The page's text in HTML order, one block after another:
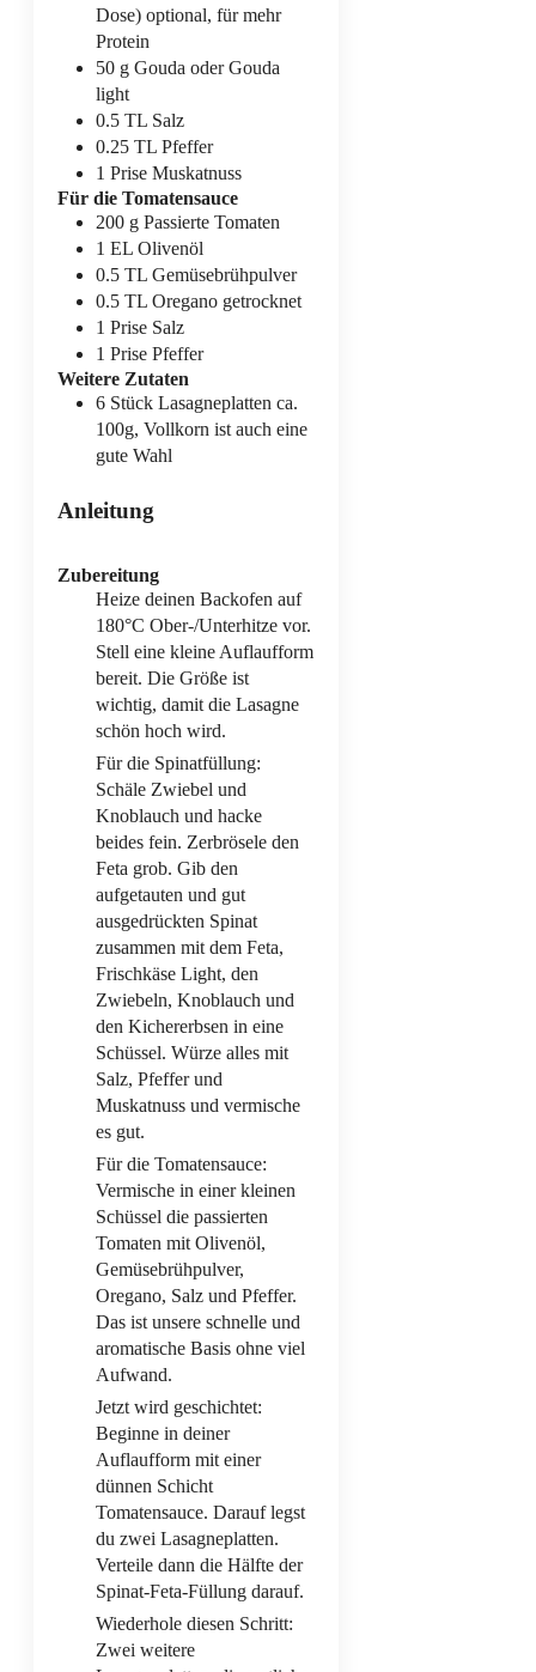
Dose) optional, für mehr
Protein
50 g Gouda oder Gouda
light
0.5 TL Salz
0.25 TL Pfeffer
1 Prise Muskatnuss
Für die Tomatensauce
200 g Passierte Tomaten
1 EL Olivenöl
0.5 TL Gemüsebrühpulver
0.5 TL Oregano getrocknet
1 Prise Salz
1 Prise Pfeffer
Weitere Zutaten
6 Stück Lasagneplatten ca.
100g, Vollkorn ist auch eine
gute Wahl
Anleitung
Zubereitung
Heize deinen Backofen auf
180°C Ober-/Unterhitze vor.
Stell eine kleine Auflaufform
bereit. Die Größe ist
wichtig, damit die Lasagne
schön hoch wird.
Für die Spinatfüllung:
Schäle Zwiebel und
Knoblauch und hacke
beides fein. Zerbrösele den
Feta grob. Gib den
aufgetauten und gut
ausgedrückten Spinat
zusammen mit dem Feta,
Frischkäse Light, den
Zwiebeln, Knoblauch und
den Kichererbsen in eine
Schüssel. Würze alles mit
Salz, Pfeffer und
Muskatnuss und vermische
es gut.
Für die Tomatensauce:
Vermische in einer kleinen
Schüssel die passierten
Tomaten mit Olivenöl,
Gemüsebrühpulver,
Oregano, Salz und Pfeffer.
Das ist unsere schnelle und
aromatische Basis ohne viel
Aufwand.
Jetzt wird geschichtet:
Beginne in deiner
Auflaufform mit einer
dünnen Schicht
Tomatensauce. Darauf legst
du zwei Lasagneplatten.
Verteile dann die Hälfte der
Spinat-Feta-Füllung darauf.
Wiederhole diesen Schritt:
Zwei weitere